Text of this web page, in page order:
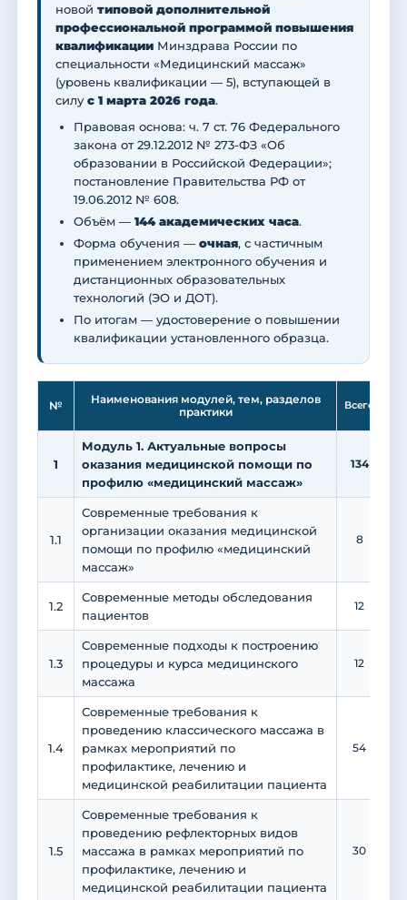
новой типовой дополнительной
профессиональной программой повышения
квалификации Минздрава России по
специальности «Медицинский массаж»
(уровень квалификации — 5), вступающей в
силус 1 марта 2026 года.
Правовая основа: ч. 7 ст. 76 Федерального
закона от 29.12.2012 № 273-ФЗ «Об
образовании в Российской Федерации»;
постановление Правительства РФ от
19.06.2012 № 608.
Объём — 144 академических часа.
Форма обучения — очная, с частичным
применением электронного обучения и
дистанционных образовательных
технологий (ЭО и ДОТ).
По итогам — удостоверение о повышении
квалификации установленного образца.
№
Наименования модулей, тем, разделов
практики
Всего
1
Модуль 1. Актуальные вопросы
оказания медицинской помощи по
профилю «медицинский массаж»
134
1.1
Современные требования к
организации оказания медицинской
помощи по профилю «медицинский
массаж»
8
1.2
Современные методы обследования
пациентов
12
1.3
Современные подходы к построению
процедуры и курса медицинского
массажа
12
1.4
Современные требования к
проведению классического массажа в
рамках мероприятий по
профилактике, лечению и
медицинской реабилитации пациента
54
1.5
Современные требования к
проведению рефлекторных видов
массажа в рамках мероприятий по
профилактике, лечению и
медицинской реабилитации пациента
30